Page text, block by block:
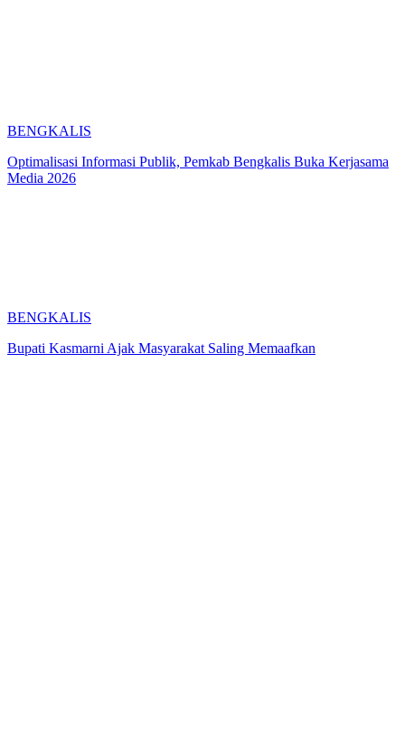
BENGKALIS
Optimalisasi Informasi Publik, Pemkab Bengkalis Buka Kerjasama
Media 2026
BENGKALIS
Bupati Kasmarni Ajak Masyarakat Saling Memaafkan